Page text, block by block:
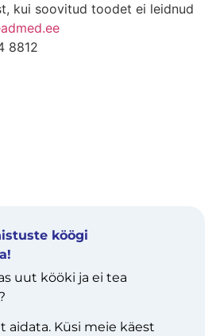
kui soovitud toodet ei leidnud
8812
köögi
uut kööki ja ei tea
aidata. Küsi meie käest